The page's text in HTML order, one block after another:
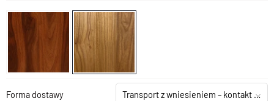
Forma dostawy Transport z wniesieniem – kontakt z salonem